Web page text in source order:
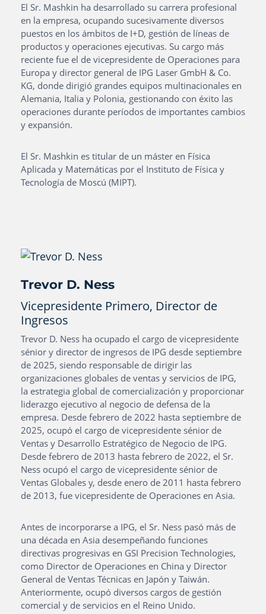
El Sr. Mashkin ha desarrollado su carrera profesional
en la empresa, ocupando sucesivamente diversos
puestos en los ámbitos de I+D, gestión de líneas de
productos y operaciones ejecutivas. Su cargo más
reciente fue el de vicepresidente de Operaciones para
Europa y director general de IPG Laser GmbH & Co.
KG, donde dirigió grandes equipos multinacionales en
Alemania, Italia y Polonia, gestionando con éxito las
operaciones durante períodos de importantes cambios
y expansión.
El Sr. Mashkin es titular de un máster en Física
Aplicada y Matemáticas por el Instituto de Física y
Tecnología de Moscú (MIPT).
Trevor D. Ness
Vicepresidente Primero, Director de
Ingresos
Trevor D. Ness ha ocupado el cargo de vicepresidente
sénior y director de ingresos de IPG desde septiembre
de 2025, siendo responsable de dirigir las
organizaciones globales de ventas y servicios de IPG,
la estrategia global de comercialización y proporcionar
liderazgo ejecutivo al negocio de defensa de la
empresa. Desde febrero de 2022 hasta septiembre de
2025, ocupó el cargo de vicepresidente sénior de
Ventas y Desarrollo Estratégico de Negocio de IPG.
Desde febrero de 2013 hasta febrero de 2022, el Sr.
Ness ocupó el cargo de vicepresidente sénior de
Ventas Globales y, desde enero de 2011 hasta febrero
de 2013, fue vicepresidente de Operaciones en Asia.
Antes de incorporarse a IPG, el Sr. Ness pasó más de
una década en Asia desempeñando funciones
directivas progresivas en GSI Precision Technologies,
como Director de Operaciones en China y Director
General de Ventas Técnicas en Japón y Taiwán.
Anteriormente, ocupó diversos cargos de gestión
comercial y de servicios en el Reino Unido.